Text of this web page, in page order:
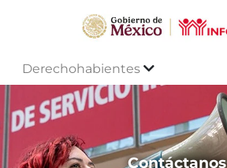
Derechohabientes
Contáctanos